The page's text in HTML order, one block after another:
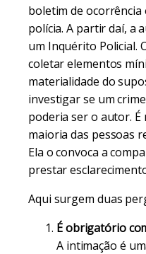
boletim de ocorrência
polícia. A partir daí, a
um Inquérito Policial.
coletar elementos
materialidade do
investigar se um
poderia ser o autor.
maioria das pessoas
Ela o convoca a
prestar
Aqui surgem duas
É obrigatório
A intimação é